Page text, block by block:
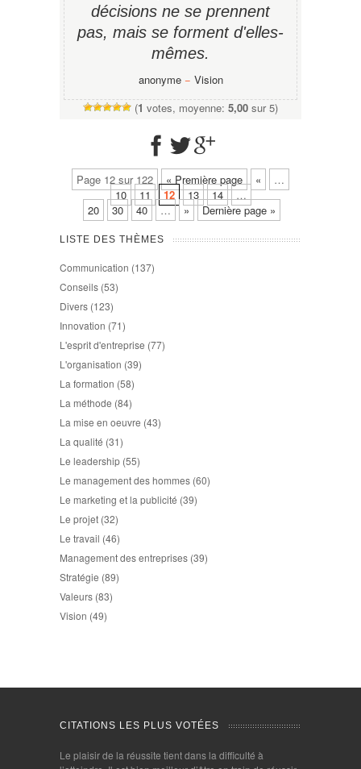
décisions ne se prennent
pas, mais se forment d'elles-
mêmes.
anonyme− Vision
(1 votes, moyenne: 5,00 sur 5)
Page 12 sur 122 « Première page «
…
10
11 12 13 14
…
20
30 40 … » Dernière page »
LISTE DES THÈMES
Communication (137)
Conseils (53)
Divers (123)
Innovation (71)
L'esprit d'entreprise (77)
L'organisation (39)
La formation (58)
La méthode (84)
La mise en oeuvre (43)
La qualité (31)
Le leadership (55)
Le management des hommes (60)
Le marketing et la publicité (39)
Le projet (32)
Le travail (46)
Management des entreprises (39)
Stratégie (89)
Valeurs (83)
Vision (49)
CITATIONS LES PLUS VOTÉES
Le plaisir de la réussite tient dans la difficulté à